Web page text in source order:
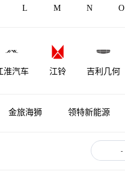
L M N O
淮汽车 江铃 吉利几何
极石 骏驰
金旅海狮 领特新能源
-